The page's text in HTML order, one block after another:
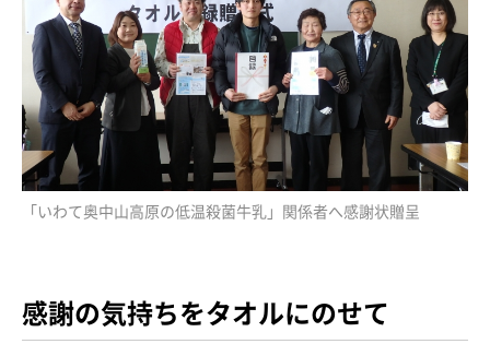
「いわて奥中山高原の低温殺菌牛乳」関係者へ感謝状贈呈
感謝の気持ちをタオルにのせて